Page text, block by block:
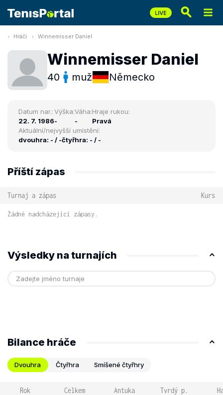
Hráči Winnemisser Daniel
Winnemisser Daniel
40 muž Německo
Datum nar.:
22. 7. 1986
Výška:
-
Váha:
-
Hraje rukou:
Pravá
Aktuální/nejvyšší umístění:
dvouhra: - / -čtyřhra: - / -
Příští zápas
Turnaj a zápas Kurs
Žádné nadcházející zápasy.
Výsledky na turnajích
Bilance hráče
Dvouhra Čtyřhra Smíšené čtyřhry
Rok Celkem Antuka Tvrdý p.